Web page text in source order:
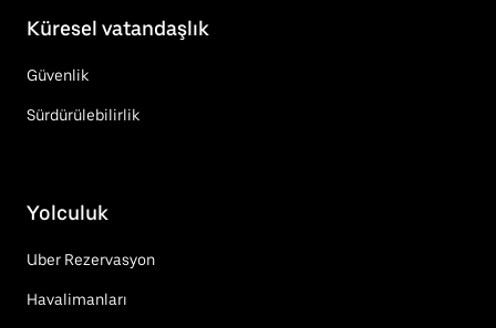
Küresel vatandaşlık
Güvenlik
Sürdürülebilirlik
Yolculuk
Uber Rezervasyon
Havalimanları